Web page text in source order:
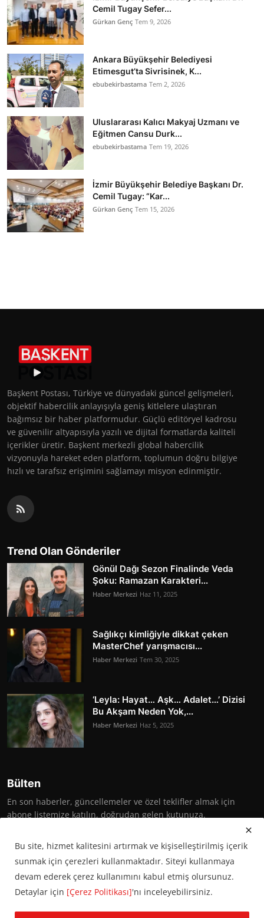
Cemil Tugay Sefer...
Gürkan Genç Tem 9, 2026
Ankara Büyükşehir Belediyesi
Etimesgut’ta Sivrisinek, K...
ebubekirbastama Tem 2, 2026
Uluslararası Kalıcı Makyaj Uzmanı ve
Eğitmen Cansu Durk...
ebubekirbastama Tem 19, 2026
İzmir Büyükşehir Belediye Başkanı Dr.
Cemil Tugay: “Kar...
Gürkan Genç Tem 15, 2026
Başkent Postası, Türkiye ve dünyadaki güncel gelişmeleri,
objektif habercilik anlayışıyla geniş kitlelere ulaştıran
bağımsız bir haber platformudur. Güçlü editöryel kadrosu
ve güvenilir altyapısıyla yazılı ve dijital formatlarda kaliteli
içerikler üretir. Başkent merkezli global habercilik
vizyonuyla hareket eden platform, toplumun doğru bilgiye
hızlı ve tarafsız erişimini sağlamayı misyon edinmiştir.
Trend Olan Gönderiler
Gönül Dağı Sezon Finalinde Veda
Şoku: Ramazan Karakteri...
Haber Merkezi Haz 11, 2025
Sağlıkçı kimliğiyle dikkat çeken
MasterChef yarışmacısı...
Haber Merkezi Tem 30, 2025
‘Leyla: Hayat… Aşk… Adalet…’ Dizisi
Bu Akşam Neden Yok,...
Haber Merkezi Haz 5, 2025
Bülten
En son haberler, güncellemeler ve özel teklifler almak için
abone listemize katılın, doğrudan gelen kutunuza.
Abone Ol
Bu site, hizmet kalitesini artırmak ve kişiselleştirilmiş içerik
sunmak için çerezleri kullanmaktadır. Siteyi kullanmaya
devam ederek çerez kullanımını kabul etmiş olursunuz.
Detaylar için [Çerez Politikası]'nı inceleyebilirsiniz.